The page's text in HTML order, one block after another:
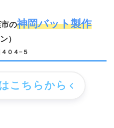
の神岡バット製作
）
０４−５
こちらから